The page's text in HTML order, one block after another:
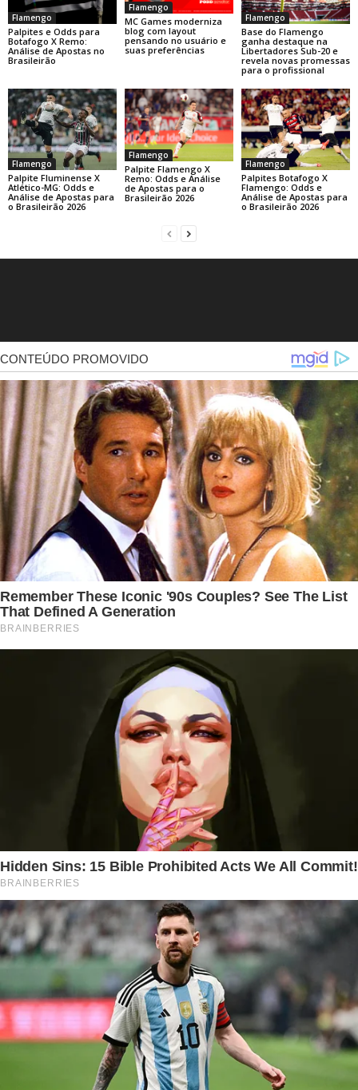
Flamengo
Palpites e Odds para
Botafogo X Remo:
Análise de Apostas no
Brasileirão
Flamengo
MC Games moderniza
blog com layout
pensando no usuário e
suas preferências
Flamengo
Base do Flamengo
ganha destaque na
Libertadores Sub-20 e
revela novas promessas
para o profissional
Flamengo
Palpite Fluminense X
Atlético-MG: Odds e
Análise de Apostas para
o Brasileirão 2026
Flamengo
Palpite Flamengo X
Remo: Odds e Análise
de Apostas para o
Brasileirão 2026
Flamengo
Palpites Botafogo X
Flamengo: Odds e
Análise de Apostas para
o Brasileirão 2026